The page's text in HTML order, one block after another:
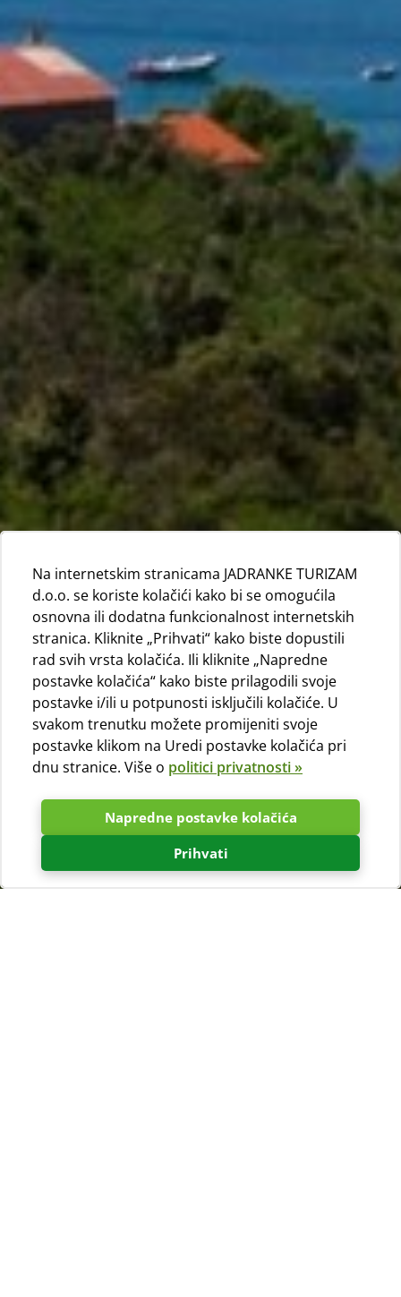
Na internetskim stranicama JADRANKE TURIZAM
d.o.o. se koriste kolačići kako bi se omogućila
osnovna ili dodatna funkcionalnost internetskih
stranica. Kliknite „Prihvati“ kako biste dopustili
rad svih vrsta kolačića. Ili kliknite „Napredne
postavke kolačića“ kako biste prilagodili svoje
postavke i/ili u potpunosti isključili kolačiće. U
svakom trenutku možete promijeniti svoje
postavke klikom na Uredi postavke kolačića pri
dnu stranice. Više o politici privatnosti »
Napredne postavke kolačića
Prihvati